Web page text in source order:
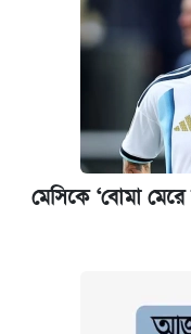
মেসিকে ‘বোমা